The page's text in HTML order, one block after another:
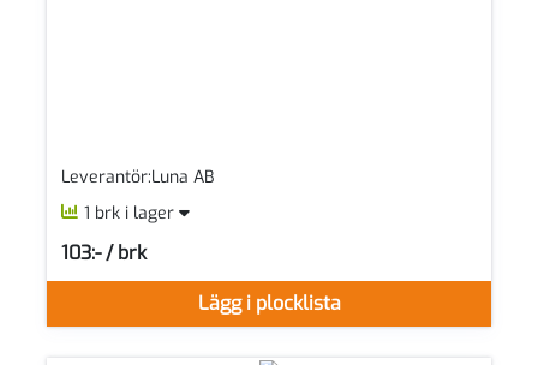
Leverantör:Luna AB
1 brk i lager
Lägg i plocklista
103:- / brk
SEK per BRK